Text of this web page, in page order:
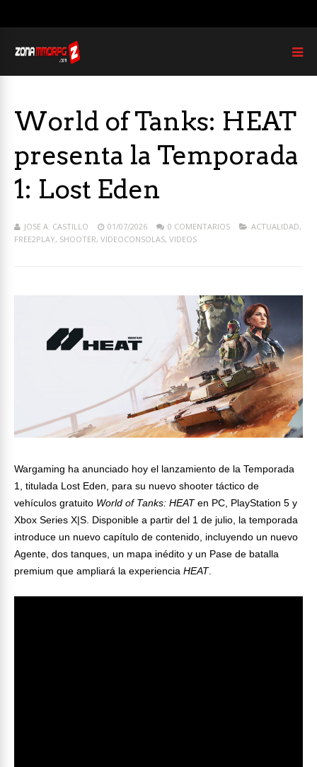
World of Tanks: HEAT
presenta la Temporada
1: Lost Eden
JOSE A. CASTILLO 01/07/2026 0 COMENTARIOS ACTUALIDAD,
FREE2PLAY, SHOOTER, VIDEOCONSOLAS, VIDEOS
Wargaming ha anunciado hoy el lanzamiento de la Temporada
1, titulada Lost Eden, para su nuevo shooter táctico de
vehículos gratuito World of Tanks: HEATen PC, PlayStation 5 y
Xbox Series X|S. Disponible a partir del 1 de julio, la temporada
introduce un nuevo capítulo de contenido, incluyendo un nuevo
Agente, dos tanques, un mapa inédito y un Pase de batalla
premium que ampliará la experiencia HEAT.